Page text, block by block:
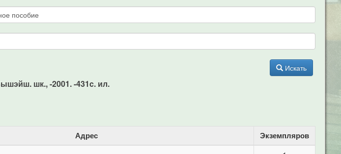
Искать
шк., -2001. -431c. ил.
Адрес Экземпляров